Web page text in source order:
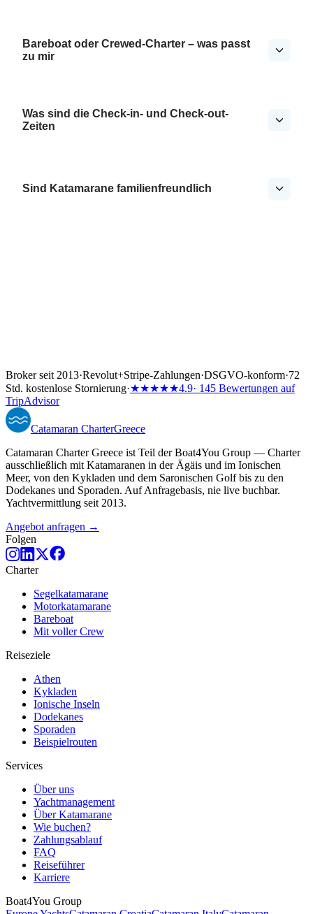
Bareboat oder Crewed-Charter – was passt
zu mir
Was sind die Check-in- und Check-out-
Zeiten
Sind Katamarane familienfreundlich
Broker seit 2013·Revolut+Stripe-Zahlungen·DSGVO-konform·72
Std. kostenlose Stornierung·★★★★★4.9· 145 Bewertungen auf
TripAdvisor
Catamaran CharterGreece
Catamaran Charter Greece ist Teil der Boat4You Group — Charter
ausschließlich mit Katamaranen in der Ägäis und im Ionischen
Meer, von den Kykladen und dem Saronischen Golf bis zu den
Dodekanes und Sporaden. Auf Anfragebasis, nie live buchbar.
Yachtvermittlung seit 2013.
Angebot anfragen →
Folgen
Charter
Segelkatamarane
Motorkatamarane
Bareboat
Mit voller Crew
Reiseziele
Athen
Kykladen
Ionische Inseln
Dodekanes
Sporaden
Beispielrouten
Services
Über uns
Yachtmanagement
Über Katamarane
Wie buchen?
Zahlungsablauf
FAQ
Reiseführer
Karriere
Boat4You Group